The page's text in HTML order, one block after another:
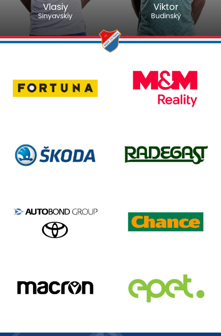
Vlasiy
Sinyavskiy
Viktor
Budinský